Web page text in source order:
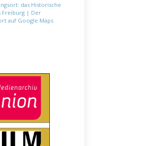
das Historische
Freiburg | Der
auf Google Maps